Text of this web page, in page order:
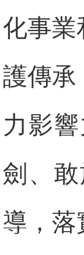
化事業
護傳承
力影
劍、
導，落